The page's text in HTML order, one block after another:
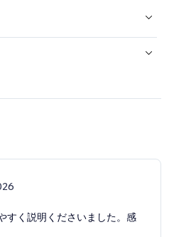
すく説明くださいました。感